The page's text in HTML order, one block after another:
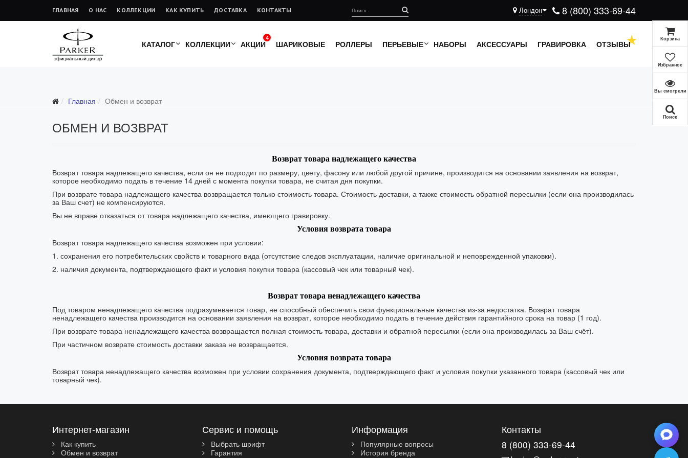
ГЛАВНАЯ О НАС КОЛЛЕКЦИИ КАК КУПИТЬ ДОСТАВКА КОНТАКТЫ 8 (800) 333-69-44
Лондон
КАТАЛОГ КОЛЛЕКЦИИ
4
АКЦИИ ШАРИКОВЫЕ РОЛЛЕРЫ ПЕРЬЕВЫЕ НАБОРЫ АКСЕССУАРЫ ГРАВИРОВКА ОТЗЫВЫ
Главная Обмен и возврат
ОБМЕН И ВОЗВРАТ
Возврат товара надлежащего качества
Возврат товара надлежащего качества, если он не подходит по размеру, цвету, фасону или любой другой причине, производится на основании заявления на возврат,
которое необходимо подать в течение 14 дней с момента покупки товара, не считая дня покупки.
При возврате товара надлежащего качества возвращается только стоимость товара. Стоимость доставки, а также стоимость обратной пересылки (если она производилась
за Ваш счет) не компенсируются.
Вы не вправе отказаться от товара надлежащего качества, имеющего гравировку.
Условия возврата товара
Возврат товара надлежащего качества возможен при условии:
1. сохранения его потребительских свойств и товарного вида (отсутствие следов эксплуатации, наличие оригинальной и неповрежденной упаковки).
2. наличия документа, подтверждающего факт и условия покупки товара (кассовый чек или товарный чек).
Возврат товара ненадлежащего качества
Под товаром ненадлежащего качества подразумевается товар, не способный обеспечить свои функциональные качества из-за недостатка. Возврат товара
ненадлежащего качества производится на основании заявления на возврат, которое необходимо подать в течение действия гарантийного срока на товар (1 год).
При возврате товара ненадлежащего качества возвращается полная стоимость товара, доставки и обратной пересылки (если она производилась за Ваш счёт).
При частичном возврате стоимость доставки заказа не возвращается.
Условия возврата товара
Возврат товара ненадлежащего качества возможен при условии сохранения документа, подтверждающего факт и условия покупки указанного товара (кассовый чек или
товарный чек).
Интернет-магазин
Как купить
Обмен и возврат
Сервис и помощь
Выбрать шрифт
Гарантия
Информация
Популярные вопросы
История бренда
Контакты
8 (800) 333-69-44
Корзина
Избранное
Вы смотрели
Поиск